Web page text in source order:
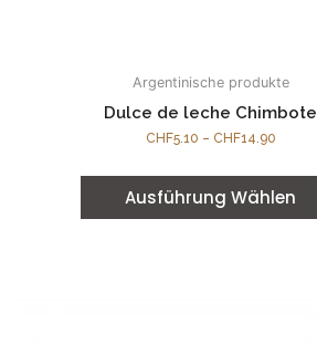
Argentinische produkte
Dulce de leche Chimbote
CHF5.10 – CHF14.90
Ausführung Wählen